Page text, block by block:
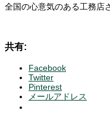
全国の心意気のある工務店
共有:
Facebook
Twitter
Pinterest
メールアドレス